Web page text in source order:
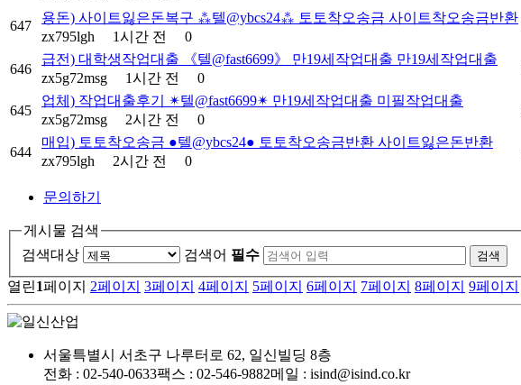
647
용돈) 사이트잃은돈복구 ⁂텔@ybcs24⁂ 토토착오송금 사이트착오송금반환
zx795lgh
1시간 전 0
646
급전) 대학생작업대출 《텔@fast6699》 만19세작업대출 만19세작업대출
zx5g72msg
1시간 전 0
645
업체) 작업대출후기 ✴텔@fast6699✴ 만19세작업대출 미필작업대출
zx5g72msg
2시간 전 0
644
매입) 토토착오송금 ●텔@ybcs24● 토토착오송금반환 사이트잃은돈반환
zx795lgh
2시간 전 0
문의하기
게시물 검색
검색대상
검색어 필수 검색
열린1페이지 2페이지 3페이지 4페이지 5페이지 6페이지 7페이지 8페이지 9페이지
서울특별시 서초구 나루터로 62, 일신빌딩 8층
전화 : 02-540-0633팩스 : 02-546-9882메일 : isind@isind.co.kr